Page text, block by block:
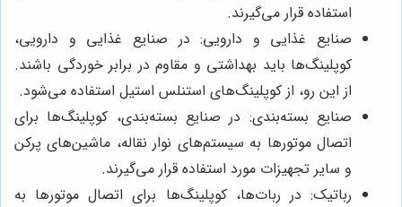
استفاده قرار می‌گیرند.
صنایع غذایی و دارویی: در صنایع غذایی و دارویی،
کوپلینگ‌ها باید بهداشتی و مقاوم در برابر خوردگی باشند.
از این رو، از کوپلینگ‌های استنلس استیل استفاده می‌شود.
صنایع بسته‌بندی: در صنایع بسته‌بندی، کوپلینگ‌ها برای
اتصال موتورها به سیستم‌های نوار نقاله، ماشین‌های پرکن
و سایر تجهیزات مورد استفاده قرار می‌گیرند.
رباتیک: در ربات‌ها، کوپلینگ‌ها برای اتصال موتورها به